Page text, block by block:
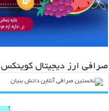
صرافی ارز دیجیتال کوینکس